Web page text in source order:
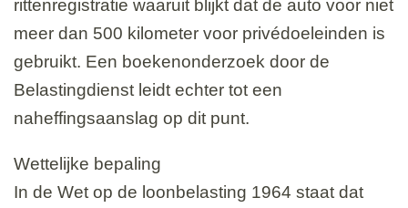
rittenregistratie waaruit blijkt dat de auto voor niet
meer dan 500 kilometer voor privédoeleinden is
gebruikt. Een boekenonderzoek door de
Belastingdienst leidt echter tot een
naheffingsaanslag op dit punt.
Wettelijke bepaling
In de Wet op de loonbelasting 1964 staat dat